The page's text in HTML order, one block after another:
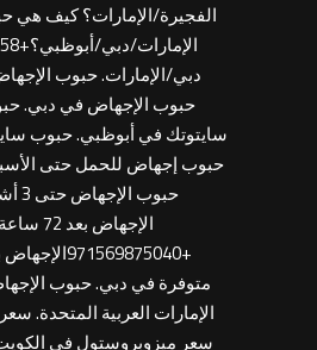
الفجيرة/الإمارات؟ كيف هي
دبي/الإمارات. حبوب
متوفرة في دبي. حبوب
الإمارات العربية
سعر ميزوبروستول في